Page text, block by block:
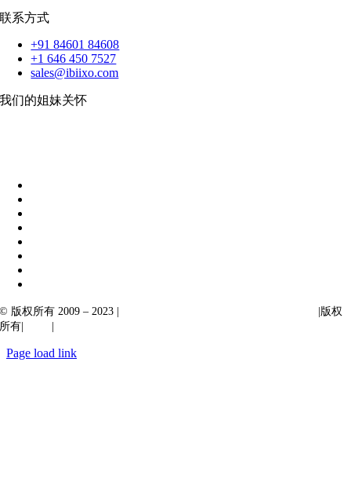
联系方式
+91 84601 84608
+1 646 450 7527
sales@ibiixo.com
我们的姐妹关怀
© 版权所有 2009 – 2023 |
|版权
所有|
|
Page load link